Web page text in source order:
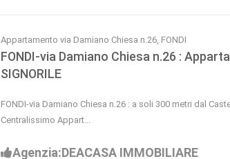
Appartamento via Damiano Chiesa n.26, FONDI
FONDI-via Damiano Chiesa n.26 :
SIGNORILE
FONDI-via Damiano Chiesa n.26 : a soli 300 metri dal
Centralissimo Appart...
Agenzia:DEACASA IMMOBILIARE